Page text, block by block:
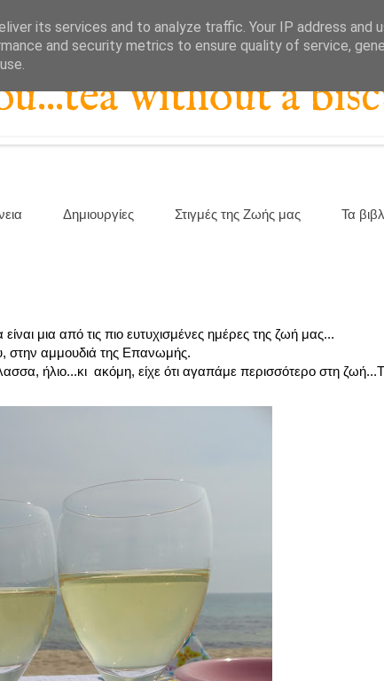
without a
Δημιουργίες Στιγμές της Ζωής μας Τα
μια από τις πιο ευτυχισμένες ημέρες της ζωή μας...
στην αμμουδιά της Επανωμής.
ήλιο...κι ακόμη, είχε ότι αγαπάμε περισσότερο στη
its services and to analyze traffic. Your IP address and
and security metrics to ensure quality of service,